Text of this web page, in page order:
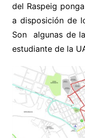
del Raspeig
a disposición de
Son algunas de
estudiante de la